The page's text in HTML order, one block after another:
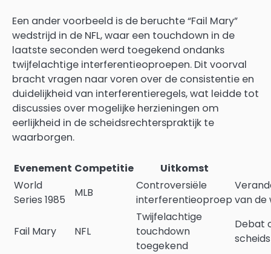
Een ander voorbeeld is de beruchte “Fail Mary”
wedstrijd in de NFL, waar een touchdown in de
laatste seconden werd toegekend ondanks
twijfelachtige interferentieoproepen. Dit voorval
bracht vragen naar voren over de consistentie en
duidelijkheid van interferentieregels, wat leidde tot
discussies over mogelijke herzieningen om
eerlijkheid in de scheidsrechterspraktijk te
waarborgen.
Evenement Competitie
Uitkomst
World
Series 1985
MLB
Controversiële
interferentieoproep van de
Fail Mary NFL
Twijfelachtige
touchdown
toegekend
Debat